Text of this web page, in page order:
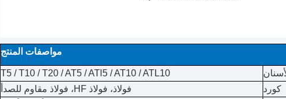
مواصفات المنتج
T5 / T10 / T20 / AT5 / ATl5 / AT10 / ATL10
كورد
فولاذ، فولاذ HF، فولاذ مقاوم للصدأ